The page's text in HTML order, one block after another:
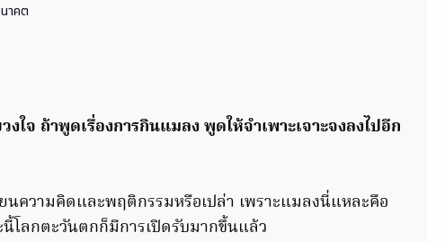
าคต
ใจ ถ้าพูดเรื่องการกินแมลง พูดให้จำเพาะเจาะจงลงไปอีก
นความคิดและพฤติกรรมหรือเปล่า เพราะแมลงนี่แหละคือ
โลกตะวันตกก็มีการเปิดรับมากขึ้นแล้ว